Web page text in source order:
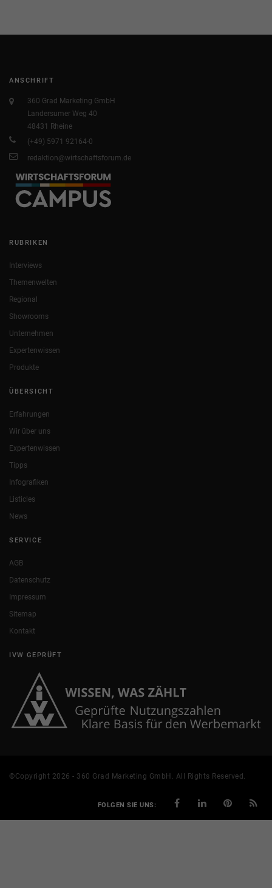
ANSCHRIFT
360 Grad Marketing GmbH
Landersumer Weg 40
48431 Rheine
(+49) 5971 92164-0
redaktion@wirtschaftsforum.de
RUBRIKEN
Interviews
Themenwelten
Regional
Showrooms
Unternehmen
Expertenwissen
Produkte
ÜBERSICHT
Erfahrungen
Wir über uns
Expertenwissen
Tipps
Infografiken
Listicles
News
SERVICE
AGB
Datenschutz
Impressum
Sitemap
Kontakt
IVW GEPRÜFT
©Copyright 2026 - 360 Grad Marketing GmbH. All Rights Reserved.
FOLGEN SIE UNS: